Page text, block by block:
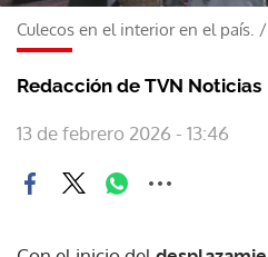
Culecos en el interior en el país. /
Redacción de TVN Noticias
13 de febrero 2026 - 13:46